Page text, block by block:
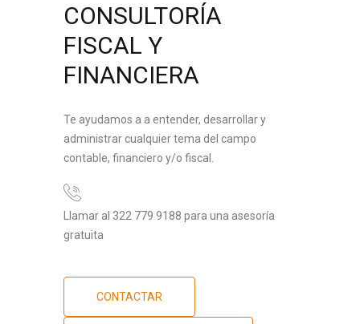
CONSULTORÍA
FISCAL Y
FINANCIERA
Te ayudamos a a entender, desarrollar y
administrar cualquier tema del campo
contable, financiero y/o fiscal.
Llamar al 322 779 9188 para una asesoría
gratuita
CONTACTAR